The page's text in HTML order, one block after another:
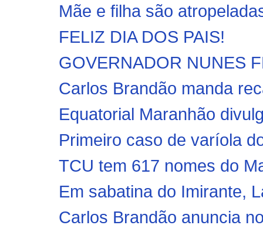
Mãe e filha são
FELIZ DIA DOS PAIS!
GOVERNADOR NUNES
Carlos Brandão manda
Equatorial Maranhão
Primeiro caso de varíola
TCU tem 617 nomes do
Em sabatina do Imirante,
Carlos Brandão anuncia